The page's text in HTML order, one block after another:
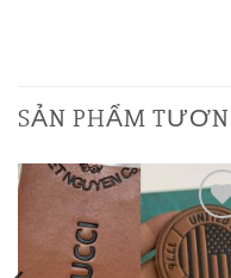
SẢN PHẨM
Add